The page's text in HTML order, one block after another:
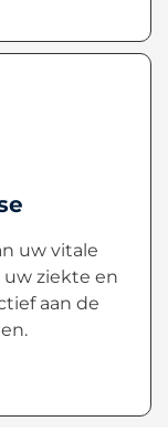
uw vitale
ziekte en
aan de